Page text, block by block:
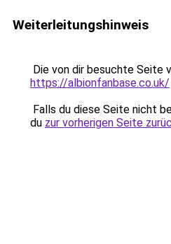
Weiterleitungshinweis
Die von dir besuchte Seite
https://albionfanbase.co.uk/
Falls du diese Seite nicht
du zur vorherigen Seite